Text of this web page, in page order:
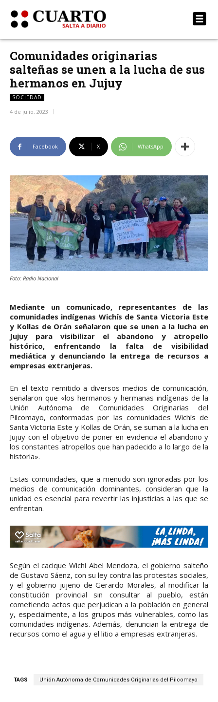
Comunidades originarias
salteñas se unen a la lucha de sus
hermanos en Jujuy
SOCIEDAD
4 de julio, 2023
Facebook X WhatsApp
Foto: Radio Nacional
Mediante un comunicado, representantes de las
comunidades indígenas Wichís de Santa Victoria Este
y Kollas de Orán señalaron que se unen a la lucha en
Jujuy para visibilizar el abandono y atropello
histórico, enfrentando la falta de visibilidad
mediática y denunciando la entrega de recursos a
empresas extranjeras.
En el texto remitido a diversos medios de comunicación,
señalaron que «los hermanos y hermanas indígenas de la
Unión Autónoma de Comunidades Originarias del
Pilcomayo, conformadas por las comunidades Wichís de
Santa Victoria Este y Kollas de Orán, se suman a la lucha en
Jujuy con el objetivo de poner en evidencia el abandono y
los constantes atropellos que han padecido a lo largo de la
historia».
Estas comunidades, que a menudo son ignoradas por los
medios de comunicación dominantes, consideran que la
unidad es esencial para revertir las injusticias a las que se
enfrentan.
Según el cacique Wichí Abel Mendoza, el gobierno salteño
de Gustavo Sáenz, con su ley contra las protestas sociales,
y el gobierno jujeño de Gerardo Morales, al modificar la
constitución provincial sin consultar al pueblo, están
cometiendo actos que perjudican a la población en general
y, especialmente, a los grupos más vulnerables, como las
comunidades indígenas. Además, denuncian la entrega de
recursos como el agua y el litio a empresas extranjeras.
TAGS Unión Autónoma de Comunidades Originarias del Pilcomayo